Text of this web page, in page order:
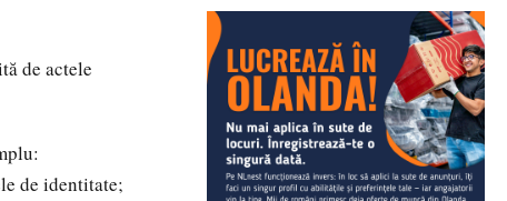
de actele
de identitate;